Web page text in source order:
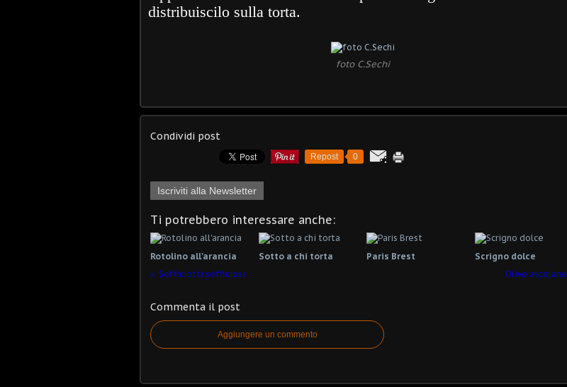
distribuiscilo sulla torta.
foto C.Sechi
Condividi post
Repost 0
Iscriviti alla Newsletter
Ti potrebbero interessare anche:
Rotolino all'arancia Sotto a chi torta Paris Brest
Scrigno dolce
Sofficiotti sofficiosi
Olive ascolane
Commenta il post
Aggiungere un commento